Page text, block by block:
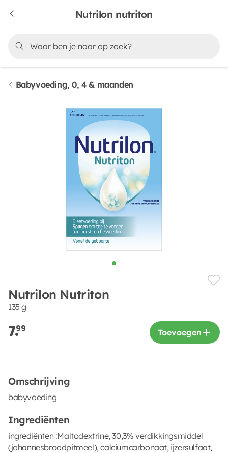
Nutrilon nutriton
Babyvoeding, 0, 4 & maanden
Nutrilon Nutriton
135 g
7.99 Toevoegen
Omschrijving
babyvoeding
Ingrediënten
ingrediënten :Maltodextrine, 30,3% verdikkingsmiddel
(johannesbroodpitmeel), calciumcarbonaat, ijzersulfaat,